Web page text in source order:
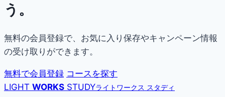
う。
無料の会員登録で、お気に入り保存やキャンペーン情報
の受け取りができます。
無料で会員登録 コースを探す
LIGHT WORKS STUDYライトワークス スタディ